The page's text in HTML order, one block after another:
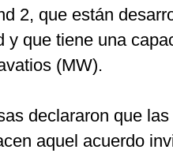
2, que están
y que tiene una
(MW).
declararon que
aquel acuerdo